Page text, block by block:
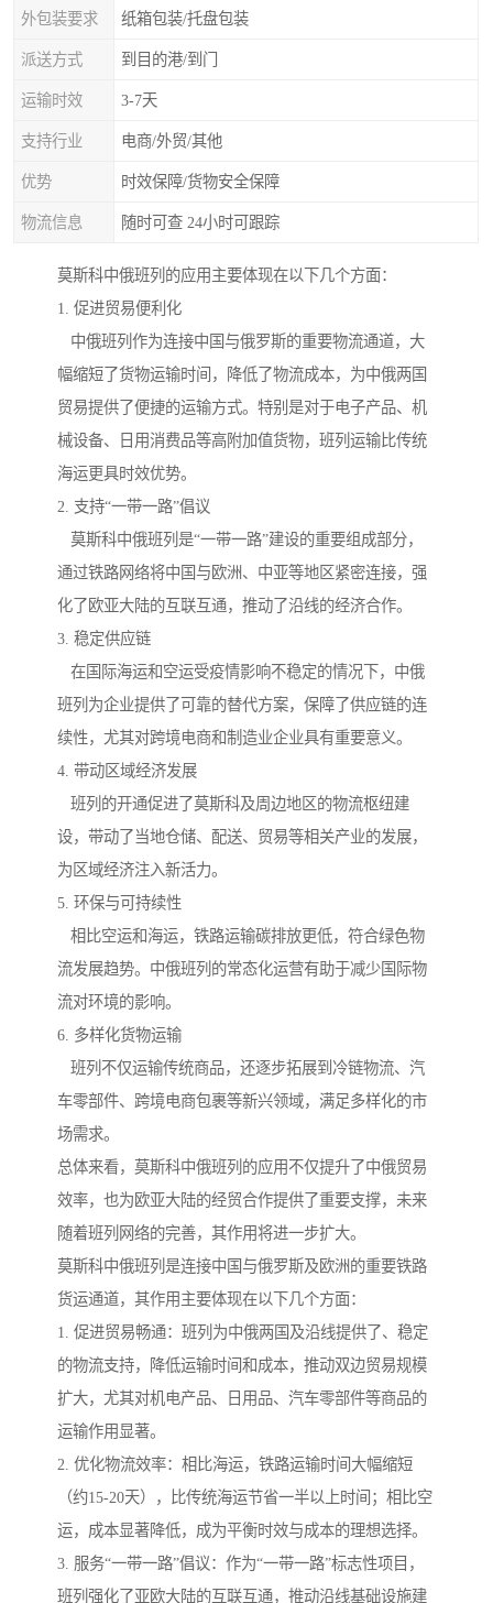
外包装要求 纸箱包装/托盘包装
派送方式 到目的港/到门
运输时效 3-7天
支持行业 电商/外贸/其他
优势 时效保障/货物安全保障
物流信息 随时可查 24小时可跟踪
莫斯科中俄班列的应用主要体现在以下几个方面：
1. 促进贸易便利化
中俄班列作为连接中国与俄罗斯的重要物流通道，大
幅缩短了货物运输时间，降低了物流成本，为中俄两国
贸易提供了便捷的运输方式。特别是对于电子产品、机
械设备、日用消费品等高附加值货物，班列运输比传统
海运更具时效优势。
2. 支持“一带一路”倡议
莫斯科中俄班列是“一带一路”建设的重要组成部分，
通过铁路网络将中国与欧洲、中亚等地区紧密连接，强
化了欧亚大陆的互联互通，推动了沿线的经济合作。
3. 稳定供应链
在国际海运和空运受疫情影响不稳定的情况下，中俄
班列为企业提供了可靠的替代方案，保障了供应链的连
续性，尤其对跨境电商和制造业企业具有重要意义。
4. 带动区域经济发展
班列的开通促进了莫斯科及周边地区的物流枢纽建
设，带动了当地仓储、配送、贸易等相关产业的发展，
为区域经济注入新活力。
5. 环保与可持续性
相比空运和海运，铁路运输碳排放更低，符合绿色物
流发展趋势。中俄班列的常态化运营有助于减少国际物
流对环境的影响。
6. 多样化货物运输
班列不仅运输传统商品，还逐步拓展到冷链物流、汽
车零部件、跨境电商包裹等新兴领域，满足多样化的市
场需求。
总体来看，莫斯科中俄班列的应用不仅提升了中俄贸易
效率，也为欧亚大陆的经贸合作提供了重要支撑，未来
随着班列网络的完善，其作用将进一步扩大。
莫斯科中俄班列是连接中国与俄罗斯及欧洲的重要铁路
货运通道，其作用主要体现在以下几个方面：
1. 促进贸易畅通：班列为中俄两国及沿线提供了、稳定
的物流支持，降低运输时间和成本，推动双边贸易规模
扩大，尤其对机电产品、日用品、汽车零部件等商品的
运输作用显著。
2. 优化物流效率：相比海运，铁路运输时间大幅缩短
（约15-20天），比传统海运节省一半以上时间；相比空
运，成本显著降低，成为平衡时效与成本的理想选择。
3. 服务“一带一路”倡议：作为“一带一路”标志性项目，
班列强化了亚欧大陆的互联互通，推动沿线基础设施建